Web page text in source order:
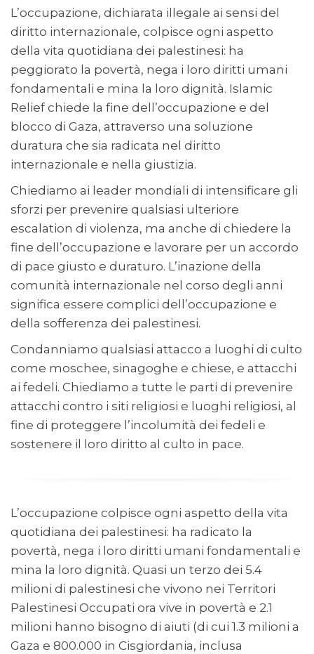
L’occupazione, dichiarata illegale ai sensi del
diritto internazionale, colpisce ogni aspetto
della vita quotidiana dei palestinesi: ha
peggiorato la povertà, nega i loro diritti umani
fondamentali e mina la loro dignità. Islamic
Relief chiede la fine dell’occupazione e del
blocco di Gaza, attraverso una soluzione
duratura che sia radicata nel diritto
internazionale e nella giustizia.
Chiediamo ai leader mondiali di intensificare gli
sforzi per prevenire qualsiasi ulteriore
escalation di violenza, ma anche di chiedere la
fine dell’occupazione e lavorare per un accordo
di pace giusto e duraturo. L’inazione della
comunità internazionale nel corso degli anni
significa essere complici dell’occupazione e
della sofferenza dei palestinesi.
Condanniamo qualsiasi attacco a luoghi di culto
come moschee, sinagoghe e chiese, e attacchi
ai fedeli. Chiediamo a tutte le parti di prevenire
attacchi contro i siti religiosi e luoghi religiosi, al
fine di proteggere l’incolumità dei fedeli e
sostenere il loro diritto al culto in pace.
L’occupazione colpisce ogni aspetto della vita
quotidiana dei palestinesi: ha radicato la
povertà, nega i loro diritti umani fondamentali e
mina la loro dignità. Quasi un terzo dei 5.4
milioni di palestinesi che vivono nei Territori
Palestinesi Occupati ora vive in povertà e 2.1
milioni hanno bisogno di aiuti (di cui 1.3 milioni a
Gaza e 800.000 in Cisgiordania, inclusa